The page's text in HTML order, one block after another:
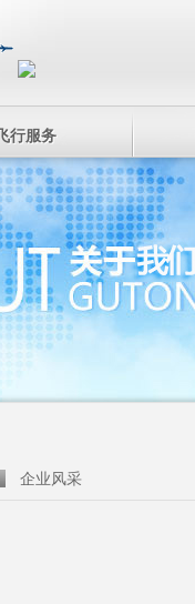
飞行服务
企业风采